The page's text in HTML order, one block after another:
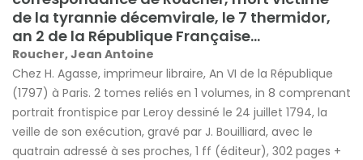
de la tyrannie décemvirale, le 7 thermidor,
an 2 de la République Française...
Roucher, Jean Antoine
Chez H. Agasse, imprimeur libraire, An VI de la République
(1797) à Paris. 2 tomes reliés en 1 volumes, in 8 comprenant
portrait frontispice par Leroy dessiné le 24 juillet 1794, la
veille de son exécution, gravé par J. Bouilliard, avec le
quatrain adressé à ses proches, 1 ff (éditeur), 302 pages +